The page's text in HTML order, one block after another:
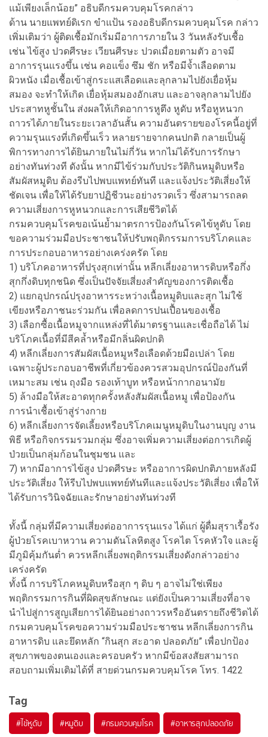
แม้เพียงเล็กน้อย” อธิบดีกรมควบคุมโรคกล่าว
ด้าน นายแพทย์ดิเรก ขำแป้น รองอธิบดีกรมควบคุมโรค กล่าว
เพิ่มเติมว่า ผู้ติดเชื้อมักเริ่มมีอาการภายใน 3 วันหลังรับเชื้อ
เช่น ไข้สูง ปวดศีรษะ เวียนศีรษะ ปวดเมื่อยตามตัว อาจมี
อาการรุนแรงขึ้น เช่น คอแข็ง ซึม ชัก หรือมีจ้ำเลือดตาม
ผิวหนัง เมื่อเชื้อเข้าสู่กระแสเลือดและลุกลามไปยังเยื่อหุ้ม
สมอง จะทำให้เกิด เยื่อหุ้มสมองอักเสบ และอาจลุกลามไปยัง
ประสาทหูชั้นใน ส่งผลให้เกิดอาการหูตึง หูดับ หรือหูหนวก
ถาวรได้ภายในระยะเวลาอันสั้น ความอันตรายของโรคนี้อยู่ที่
ความรุนแรงที่เกิดขึ้นเร็ว หลายรายจากคนปกติ กลายเป็นผู้
พิการทางการได้ยินภายในไม่กี่วัน หากไม่ได้รับการรักษา
อย่างทันท่วงที ดังนั้น หากมีไข้ร่วมกับประวัติกินหมูดิบหรือ
สัมผัสหมูดิบ ต้องรีบไปพบแพทย์ทันที และแจ้งประวัติเสี่ยงให้
ชัดเจน เพื่อให้ได้รับยาปฏิชีวนะอย่างรวดเร็ว ซึ่งสามารถลด
ความเสี่ยงการหูหนวกและการเสียชีวิตได้
กรมควบคุมโรคขอเน้นย้ำมาตรการป้องกันโรคไข้หูดับ โดย
ขอความร่วมมือประชาชนให้ปรับพฤติกรรมการบริโภคและ
การประกอบอาหารอย่างเคร่งครัด โดย
1) บริโภคอาหารที่ปรุงสุกเท่านั้น หลีกเลี่ยงอาหารดิบหรือกึ่ง
สุกกึ่งดิบทุกชนิด ซึ่งเป็นปัจจัยเสี่ยงสำคัญของการติดเชื้อ
2) แยกอุปกรณ์ปรุงอาหารระหว่างเนื้อหมูดิบและสุก ไม่ใช้
เขียงหรือภาชนะร่วมกัน เพื่อลดการปนเปื้อนของเชื้อ
3) เลือกซื้อเนื้อหมูจากแหล่งที่ได้มาตรฐานและเชื่อถือได้ ไม่
บริโภคเนื้อที่มีสีคล้ำหรือมีกลิ่นผิดปกติ
4) หลีกเลี่ยงการสัมผัสเนื้อหมูหรือเลือดด้วยมือเปล่า โดย
เฉพาะผู้ประกอบอาชีพที่เกี่ยวข้องควรสวมอุปกรณ์ป้องกันที่
เหมาะสม เช่น ถุงมือ รองเท้าบูท หรือหน้ากากอนามัย
5) ล้างมือให้สะอาดทุกครั้งหลังสัมผัสเนื้อหมู เพื่อป้องกัน
การนำเชื้อเข้าสู่ร่างกาย
6) หลีกเลี่ยงการจัดเลี้ยงหรือบริโภคเมนูหมูดิบในงานบุญ งาน
พิธี หรือกิจกรรมรวมกลุ่ม ซึ่งอาจเพิ่มความเสี่ยงต่อการเกิดผู้
ป่วยเป็นกลุ่มก้อนในชุมชน และ
7) หากมีอาการไข้สูง ปวดศีรษะ หรืออาการผิดปกติภายหลังมี
ประวัติเสี่ยง ให้รีบไปพบแพทย์ทันทีและแจ้งประวัติเสี่ยง เพื่อให้
ได้รับการวินิจฉัยและรักษาอย่างทันท่วงที
ทั้งนี้ กลุ่มที่มีความเสี่ยงต่ออาการรุนแรง ได้แก่ ผู้ดื่มสุราเรื้อรัง
ผู้ป่วยโรคเบาหวาน ความดันโลหิตสูง โรคไต โรคหัวใจ และผู้
มีภูมิคุ้มกันต่ำ ควรหลีกเลี่ยงพฤติกรรมเสี่ยงดังกล่าวอย่าง
เคร่งครัด
ทั้งนี้ การบริโภคหมูดิบหรือสุก ๆ ดิบ ๆ อาจไม่ใช่เพียง
พฤติกรรมการกินที่ผิดสุขลักษณะ แต่ยังเป็นความเสี่ยงที่อาจ
นำไปสู่การสูญเสียการได้ยินอย่างถาวรหรืออันตรายถึงชีวิตได้
กรมควบคุมโรคขอความร่วมมือประชาชน หลีกเลี่ยงการกิน
อาหารดิบ และยึดหลัก “กินสุก สะอาด ปลอดภัย” เพื่อปกป้อง
สุขภาพของตนเองและครอบครัว หากมีข้อสงสัยสามารถ
สอบถามเพิ่มเติมได้ที่ สายด่วนกรมควบคุมโรค โทร. 1422
Tag
#ไข้หูดับ #หมูดิบ #กรมควบคุมโรค #อาหารสุกปลอดภัย